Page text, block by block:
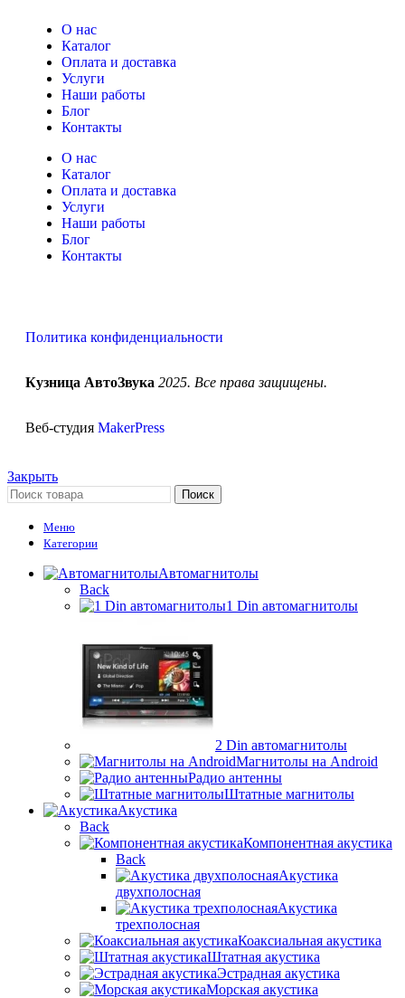
О нас
Каталог
Оплата и доставка
Услуги
Наши работы
Блог
Контакты
О нас
Каталог
Оплата и доставка
Услуги
Наши работы
Блог
Контакты
Политика конфиденциальности
Кузница АвтоЗвука 2025. Все права защищены.
Веб-студия MakerPress
Закрыть
Поиск
Меню
Категории
Автомагнитолы
Back
1 Din автомагнитолы
2 Din автомагнитолы
Магнитолы на Android
Радио антенны
Штатные магнитолы
Акустика
Back
Компонентная акустика
Back
Акустика
двухполосная
Акустика
трехполосная
Коаксиальная акустика
Штатная акустика
Эстрадная акустика
Морская акустика